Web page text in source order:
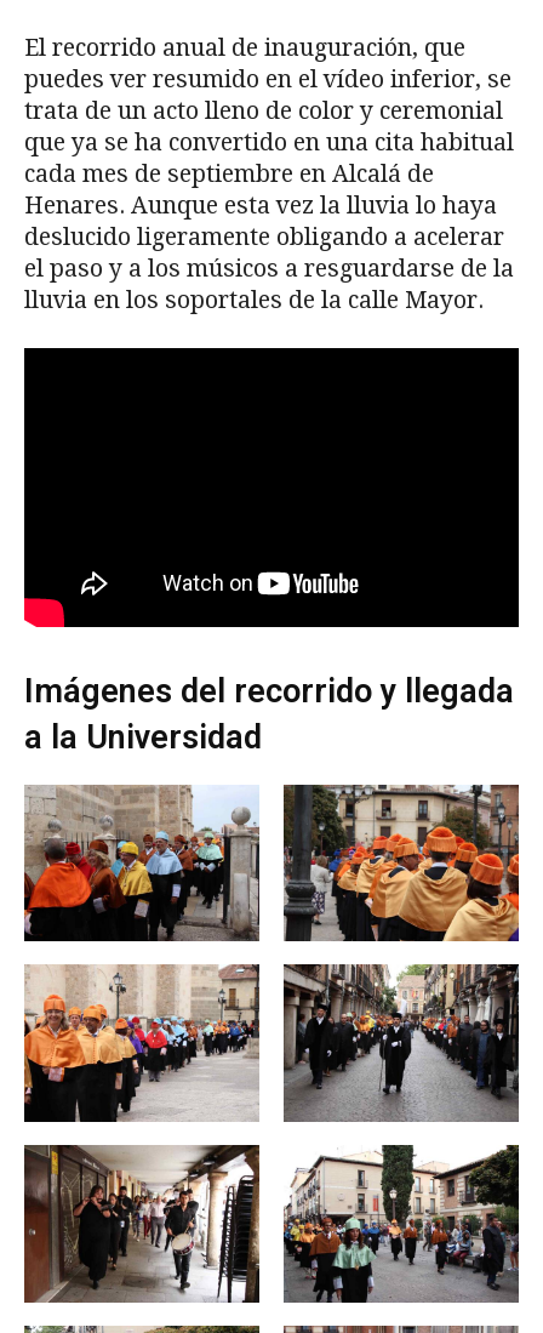
El recorrido anual de inauguración, que
puedes ver resumido en el vídeo inferior, se
trata de un acto lleno de color y ceremonial
que ya se ha convertido en una cita habitual
cada mes de septiembre en Alcalá de
Henares. Aunque esta vez la lluvia lo haya
deslucido ligeramente obligando a acelerar
el paso y a los músicos a resguardarse de la
lluvia en los soportales de la calle Mayor.
Imágenes del recorrido y llegada
a la Universidad